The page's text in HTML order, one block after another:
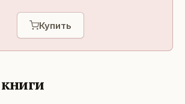
Купить